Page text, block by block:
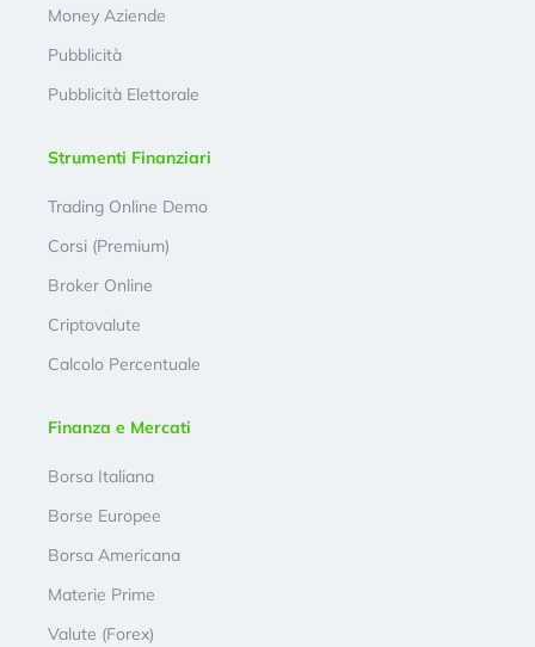
Money Aziende
Pubblicità
Pubblicità Elettorale
Strumenti Finanziari
Trading Online Demo
Corsi (Premium)
Broker Online
Criptovalute
Calcolo Percentuale
Finanza e Mercati
Borsa Italiana
Borse Europee
Borsa Americana
Materie Prime
Valute (Forex)